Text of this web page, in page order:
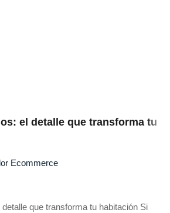
el detalle que transforma tu
Ecommerce
que transforma tu habitación Si